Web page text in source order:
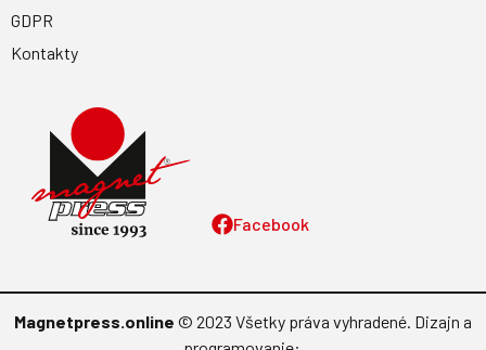
Facebook
GDPR
Kontakty
Magnetpress.online © 2023 Všetky práva vyhradené. Dizajn a